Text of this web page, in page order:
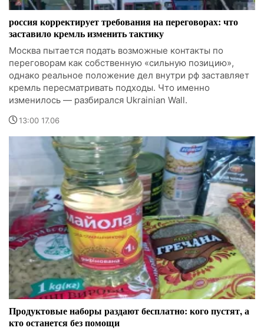
россия корректирует требования на переговорах: что
заставило кремль изменить тактику
Москва пытается подать возможные контакты по
переговорам как собственную «сильную позицию»,
однако реальное положение дел внутри рф заставляет
кремль пересматривать подходы. Что именно
изменилось — разбирался Ukrainian Wall.
13:00 17.06
Продуктовые наборы раздают бесплатно: кого пустят, а
кто останется без помощи